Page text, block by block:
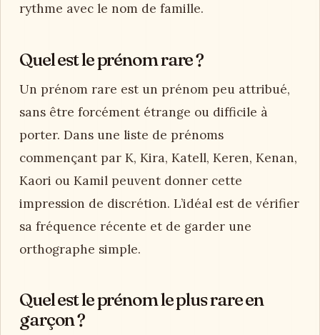
rythme avec le nom de famille.
Quel est le prénom rare ?
Un prénom rare est un prénom peu attribué,
sans être forcément étrange ou difficile à
porter. Dans une liste de prénoms
commençant par K, Kira, Katell, Keren, Kenan,
Kaori ou Kamil peuvent donner cette
impression de discrétion. L’idéal est de vérifier
sa fréquence récente et de garder une
orthographe simple.
Quel est le prénom le plus rare en
garçon ?